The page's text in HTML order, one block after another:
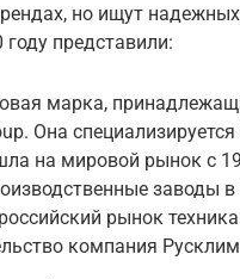
но ищут
представили:
марка,
Она
на мировой рынок с
заводы
рынок
компания